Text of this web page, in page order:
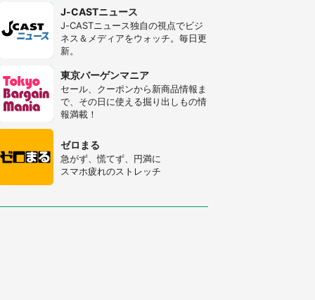
J-CASTニュース
J-CASTニュース独自の視点でビジ
ネス＆メディアをウォッチ。毎日更
新。
東京バーゲンマニア
セール、クーポンから新商品情報ま
で、その日に使える掘り出しもの情
報満載！
ゼロまる
急がず、慌てず、円満に
スマホ疲れのストレッチ